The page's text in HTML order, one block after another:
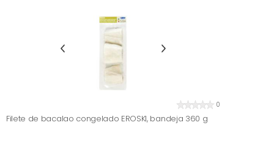
0
Filete de bacalao congelado EROSKI, bandeja 360 g